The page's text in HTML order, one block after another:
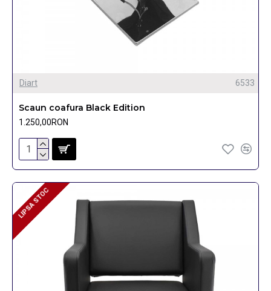
Diart 6533
Scaun coafura Black Edition
1.250,00RON
LIPSA STOC
LIPSA STOC